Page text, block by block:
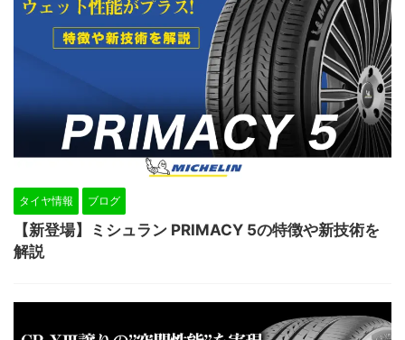
タイヤ情報 ブログ
【新登場】ミシュラン PRIMACY 5の特徴や新技術を
解説